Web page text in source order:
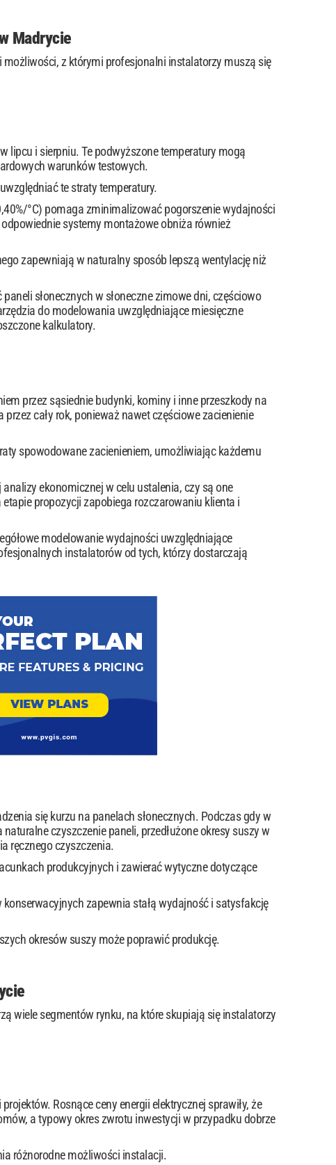
Madrycie
z którymi profesjonalni instalatorzy muszą się
lipcu i sierpniu. Te podwyższone temperatury mogą
warunków testowych.
te straty temperatury.
°C) pomaga zminimalizować pogorszenie wydajności
systemy montażowe obniża również
zapewniają w naturalny sposób lepszą wentylację niż
słonecznych w słoneczne zimowe dni, częściowo
do modelowania uwzględniające miesięczne
kalkulatory.
przez sąsiednie budynki, kominy i inne przeszkody na
cały rok, ponieważ nawet częściowe zacienienie
spowodowane zacienieniem, umożliwiając każdemu
ekonomicznej w celu ustalenia, czy są one
propozycji zapobiega rozczarowaniu klienta i
modelowanie wydajności uwzględniające
instalatorów od tych, którzy dostarczają
się kurzu na panelach słonecznych. Podczas gdy w
czyszczenie paneli, przedłużone okresy suszy w
ręcznego czyszczenia.
produkcyjnych i zawierać wytyczne dotyczące
zapewnia stałą wydajność i satysfakcję
okresów suszy może poprawić produkcję.
wiele segmentów rynku, na które skupiają się instalatorzy
Rosnące ceny energii elektrycznej sprawiły, że
a typowy okres zwrotu inwestycji w przypadku dobrze
różnorodne możliwości instalacji.